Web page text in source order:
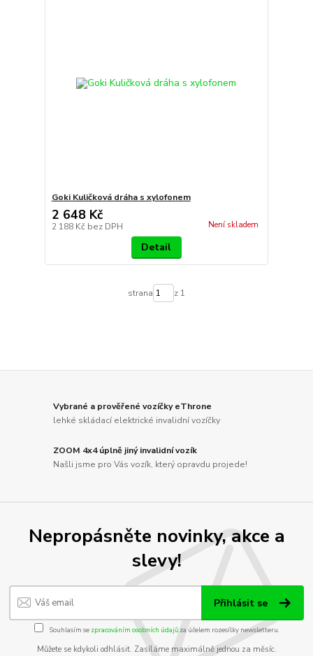
Goki Kuličková dráha s xylofonem
2 648 Kč
2 188 Kč bez DPH Není skladem
Detail
strana z 1
Vybrané a prověřené vozíčky eThrone
lehké skládací elektrické invalidní vozíčky
ZOOM 4x4 úplně jiný invalidní vozík
Našli jsme pro Vás vozík, který opravdu projede!
Nepropásněte novinky, akce a
slevy!
Přihlásit se
Souhlasím se zpracováním osobních údajůza účelem rozesílky newsletteru.
Můžete se kdykoli odhlásit. Zasíláme maximálně jednou za měsíc.